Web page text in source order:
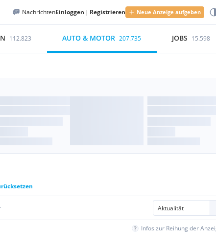
NachrichtenEinloggen | Registrieren Neue Anzeige aufgeben
112.823 AUTO & MOTOR 207.735 JOBS 15.598
Infos zur Reihung der